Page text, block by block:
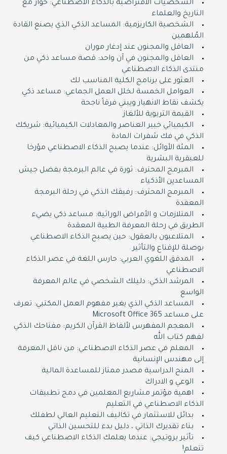
الشخصيات الافتراضية بالذكاء الاصطناعي: حوار مع
التاريخ والعلماء
الشخصية الكاريزمية: المساعد الذكي الذي يصنع القادة
المُلهمين
العاقل والمجنون عند إدغار موران
العاقل والمجنون في آن واحد: قصة مساعد ذكي من
منتدى الذكاء الاصطناعي
العثور على برنامج الكلية المناسب لك
العوامل الخمسة لخلل العمل الجماعي: مساعد ذكي
يكشف نقاط الانهيار ويبني فرقاً ناجحة
القيمة التربوية للألغاز
الكيميائي خبير العناصر والمعادلات الكيميائية: شريكك
الذكي في فك شفرات المادة
المئة الأوائل: عندما يصبح الذكاء الاصطناعي مؤرخا
للعبقرية البشرية
المبرمج المحترف: ثورة في عالم البرمجة بفضل جيش
المساعدين الأذكياء
المبرمج المحترف: رفيقك الذكي في رحلة البرمجة
المعقدة
المتلازمات و الأمراض الوراثية: مساعد ذكي يضيء
الطريق في رحلة المعرفة الطبية المعقدة
المتلاعبون بالعقول: حين يصبح الذكاء الاصطناعي
بوصلة للإقناع والتأثير
المدقق اللغوي العربي: حارس اللغة في عصر الذكاء
الاصطناعي
المرشد الذكي: دليلك الشخصي في عالم المعرفة
الواسع
المساعد الذكي الذي يغير مفهوم العمل المكتبي: تعرف
على مساعد Microsoft Office 365
المعجم المفهرس لألفاظ القرآن الكريم: مفتاحك الذكي
لفهم كتاب الله
المعلم في عصر الذكاء الاصطناعي: من ناقل المعرفة
إلى مهندس الإنسانية
المنح الدراسية مصدر ممتاز للمساعدة المالية
الوعي و الادراك
اهمية مؤتمر مشاريع المعلمين في دمج تطبيقات
الذكاء الاصطناعي في التعليم
بدائل للاستثمار في تكاليف التعليم العالي لطفلك
بناء تقديرك الذاتي ، دليل بدء للتحسين الذاتي
تأثير بروتيجي: عندما يعلمك الذكاء الاصطناعي كيف
تتعلم!